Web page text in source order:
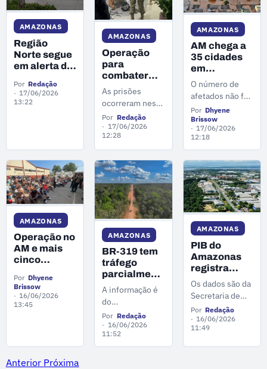
União.
AMAZONAS
Região
Norte segue
em alerta de
intensas até
esta quinta-
Por Redação
17/06/2026
13:22
AMAZONAS
Operação
para
combater
facção
venezuelana
termina com
cinco presos
no AM
As prisões
ocorreram nesta
terça-feira (16),
em Manaus,
onde três
mandados foram
cumpridos, e em
Tabatinga, no
interior do
estado.
Por Redação
17/06/2026
12:28
AMAZONAS
AM chega a
35 cidades
em
emergência
por causa da
cheia e
outros
fenômenos
naturais
O número de
afetados não foi
divulgado nos
decretos.
Por Dhyene
Brissow
17/06/2026
12:18
AMAZONAS
Operação no
AM e mais
cinco
facção
venezuelana
que atua no
Por Dhyene
Brissow
16/06/2026
13:45
AMAZONAS
BR-319 tem
tráfego
parcialmente
restrito em
trecho perto
de Humaitá
A informação é
do
Departamento
Nacional de
Infraestrutura
de Transportes
Por Redação
16/06/2026
11:52
AMAZONAS
PIB do
Amazonas
registra
2,87% de
crescimento
nos três
primeiros
meses de
Os dados são da
Secretaria de
Estado de
Desenvolvimento
Econômico,
Por Redação
16/06/2026
11:49
Anterior Próxima